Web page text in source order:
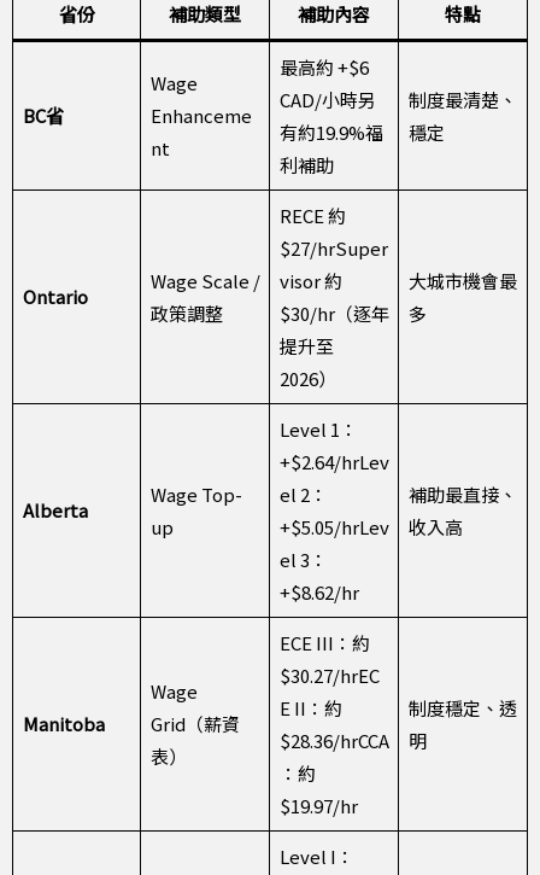
省份 補助類型 補助內容 特點
BC省
Wage
Enhanceme
nt
最高約 +$6
CAD/小時另
有約19.9%福
利補助
制度最清楚、
穩定
Ontario
Wage Scale /
政策調整
RECE 約
$27/hrSuper
visor 約
$30/hr（逐年
提升至
2026）
大城市機會最
多
Alberta
Wage Top-
up
Level 1：
+$2.64/hrLev
el 2：
+$5.05/hrLev
el 3：
+$8.62/hr
補助最直接、
收入高
Manitoba
Wage
Grid（薪資
表）
ECE III：約
$30.27/hrEC
E II：約
$28.36/hrCCA
：約
$19.97/hr
制度穩定、透
明
Level I：